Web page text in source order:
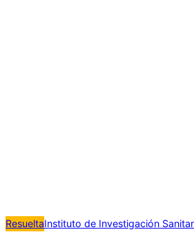
ResueltaInstituto de Investigación